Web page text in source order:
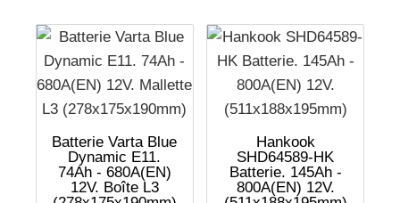
Batterie Varta Blue
Dynamic E11.
74Ah - 680A(EN)
12V. Boîte L3
Hankook
SHD64589-HK
Batterie. 145Ah -
800A(EN) 12V.